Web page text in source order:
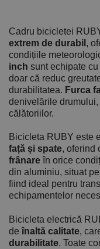
Cadru bicicletei
extrem de durabil ,
condițiile
inch sunt echipate cu
doar că reduc
durabilitatea. Furca
denivelările drumului,
călătoriilor.
Bicicleta RUBY este
față și spate, oferind
frânare în orice
din aluminiu, situat
fiind ideal pentru
echipamentelor
Bicicleta electrică
deînaltă calitate,
durabilitate. Toate